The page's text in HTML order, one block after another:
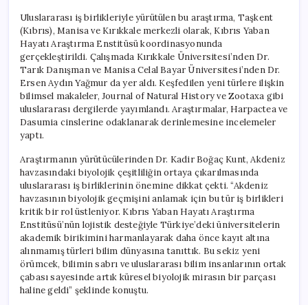
Uluslararası iş birlikleriyle yürütülen bu araştırma, Taşkent
(Kıbrıs), Manisa ve Kırıkkale merkezli olarak, Kıbrıs Yaban
Hayatı Araştırma Enstitüsü koordinasyonunda
gerçekleştirildi. Çalışmada Kırıkkale Üniversitesi’nden Dr.
Tarık Danışman ve Manisa Celal Bayar Üniversitesi’nden Dr.
Ersen Aydın Yağmur da yer aldı. Keşfedilen yeni türlere ilişkin
bilimsel makaleler, Journal of Natural History ve Zootaxa gibi
uluslararası dergilerde yayımlandı. Araştırmalar, Harpactea ve
Dasumia cinslerine odaklanarak derinlemesine incelemeler
yaptı.
Araştırmanın yürütücülerinden Dr. Kadir Boğaç Kunt, Akdeniz
havzasındaki biyolojik çeşitliliğin ortaya çıkarılmasında
uluslararası iş birliklerinin önemine dikkat çekti. “Akdeniz
havzasının biyolojik geçmişini anlamak için bu tür iş birlikleri
kritik bir rol üstleniyor. Kıbrıs Yaban Hayatı Araştırma
Enstitüsü’nün lojistik desteğiyle Türkiye’deki üniversitelerin
akademik birikimini harmanlayarak daha önce kayıt altına
alınmamış türleri bilim dünyasına tanıttık. Bu sekiz yeni
örümcek, bilimin sabrı ve uluslararası bilim insanlarının ortak
çabası sayesinde artık küresel biyolojik mirasın bir parçası
haline geldi” şeklinde konuştu.